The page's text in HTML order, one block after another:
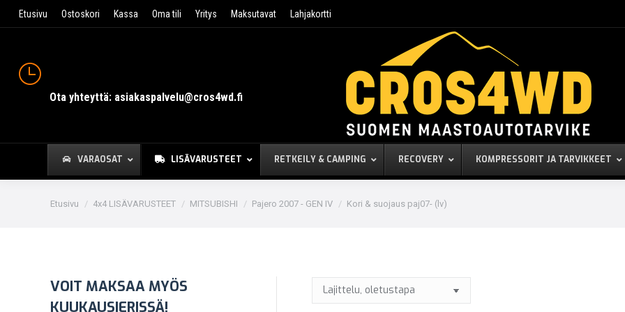
Etusivu Ostoskori Kassa Oma tili Yritys Maksutavat Lahjakortti
Ota yhteyttä: asiakaspalvelu@cros4wd.fi
VARAOSAT LISÄVARUSTEET RETKEILY & CAMPING RECOVERY KOMPRESSORIT JA TARVIKKEET
You are here:
Etusivu 4x4 LISÄVARUSTEET MITSUBISHI Pajero 2007 - GEN IV Kori & suojaus paj07- (lv)
VOIT MAKSAA MYÖS
KUUKAUSIERISSÄ!